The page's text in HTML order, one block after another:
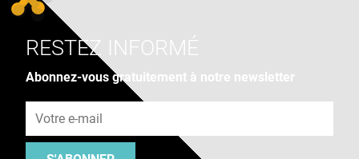
RESTEZ INFORMÉ
Abonnez-vous gratuitement à notre newsletter